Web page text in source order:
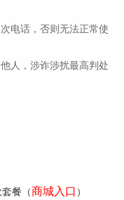
电话，否则无法正常使
人，涉诈涉扰最高判处
餐（商城入口 ）